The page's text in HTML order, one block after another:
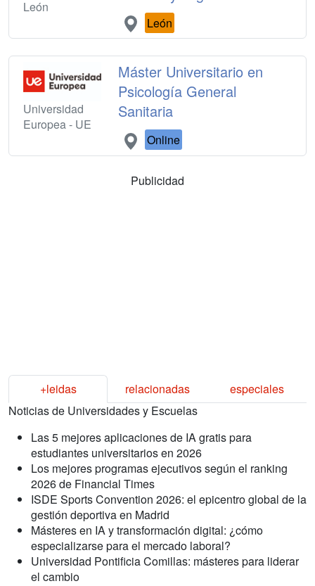
León
León
Universidad
Europea - UE
Máster Universitario en
Psicología General
Sanitaria
Online
Publicidad
+leidas relacionadas
especiales
Noticias de Universidades y Escuelas
Las 5 mejores aplicaciones de IA gratis para
estudiantes universitarios en 2026
Los mejores programas ejecutivos según el ranking
2026 de Financial Times
ISDE Sports Convention 2026: el epicentro global de la
gestión deportiva en Madrid
Másteres en IA y transformación digital: ¿cómo
especializarse para el mercado laboral?
Universidad Pontificia Comillas: másteres para liderar
el cambio